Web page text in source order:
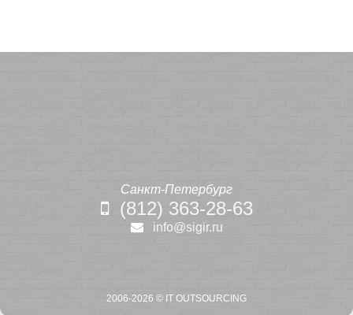
Санкт-Петербург
(812) 363-28-63
info@sigir.ru
2006-2026 © IT OUTSOURCING